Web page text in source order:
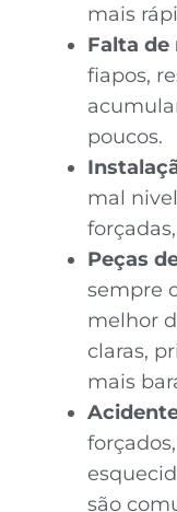
mais
Falta de
fiapos,
poucos.
mal
Peças
sempre
melhor
claras,
mais
são